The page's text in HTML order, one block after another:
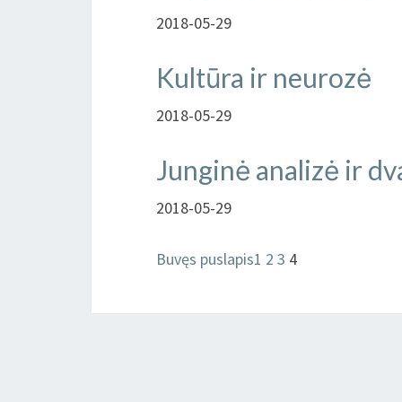
2018-05-29
Kultūra ir neurozė
2018-05-29
Junginė analizė ir
2018-05-29
Buvęs puslapis1 2 3 4